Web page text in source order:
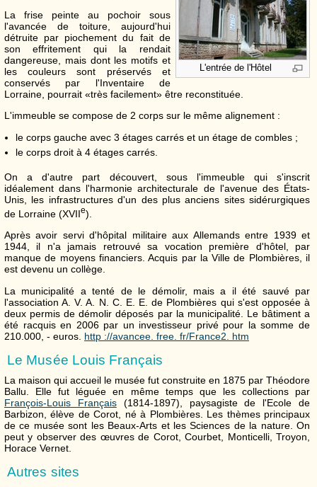
L'entrée de l'Hôtel
La frise peinte au pochoir sous
l'avancée de toiture, aujourd'hui
détruite par piochement du fait de
son effritement qui la rendait
dangereuse, mais dont les motifs et
les couleurs sont préservés et
conservés par l'Inventaire de
Lorraine, pourrait «très facilement» être reconstituée.
L'immeuble se compose de 2 corps sur le même alignement :
le corps gauche avec 3 étages carrés et un étage de combles ;
le corps droit à 4 étages carrés.
On a d'autre part découvert, sous l'immeuble qui s'inscrit
idéalement dans l'harmonie architecturale de l'avenue des États-
Unis, les infrastructures d'un des plus anciens sites sidérurgiques
de Lorraine (XVIIe).
Après avoir servi d'hôpital militaire aux Allemands entre 1939 et
1944, il n'a jamais retrouvé sa vocation première d'hôtel, par
manque de moyens financiers. Acquis par la Ville de Plombières, il
est devenu un collège.
La municipalité a tenté de le démolir, mais a il été sauvé par
l'association A. V. A. N. C. E. E. de Plombières qui s'est opposée à
deux permis de démolir déposés par la municipalité. Le bâtiment a
été racquis en 2006 par un investisseur privé pour la somme de
210.000, - euros. http ://avancee. free. fr/France2. htm
Le Musée Louis Français
La maison qui accueil le musée fut construite en 1875 par Théodore
Ballu. Elle fut léguée en même temps que les collections par
François-Louis Français(1814-1897), paysagiste de l'Ecole de
Barbizon, élève de Corot, né à Plombières. Les thèmes principaux
de ce musée sont les Beaux-Arts et les Sciences de la nature. On
peut y observer des œuvres de Corot, Courbet, Monticelli, Troyon,
Horace Vernet.
Autres sites